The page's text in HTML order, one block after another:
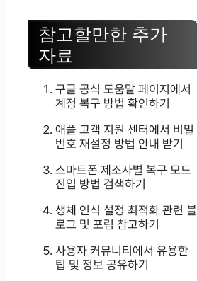
참고할만한 추가
자료
구글 공식 도움말 페이지에서
계정 복구 방법 확인하기
애플 고객 지원 센터에서 비밀
번호 재설정 방법 안내 받기
스마트폰 제조사별 복구 모드
진입 방법 검색하기
생체 인식 설정 최적화 관련 블
로그 및 포럼 참고하기
사용자 커뮤니티에서 유용한
팁 및 정보 공유하기